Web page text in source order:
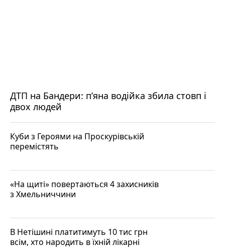
ДТП на Бандери: пʼяна водійка збила стовп і
двох людей
Куби з Героями на Проскурівській
перемістять
«На щиті» повертаються 4 захисників
з Хмельниччини
В Нетішині платитимуть 10 тис грн
всім, хто народить в їхній лікарні